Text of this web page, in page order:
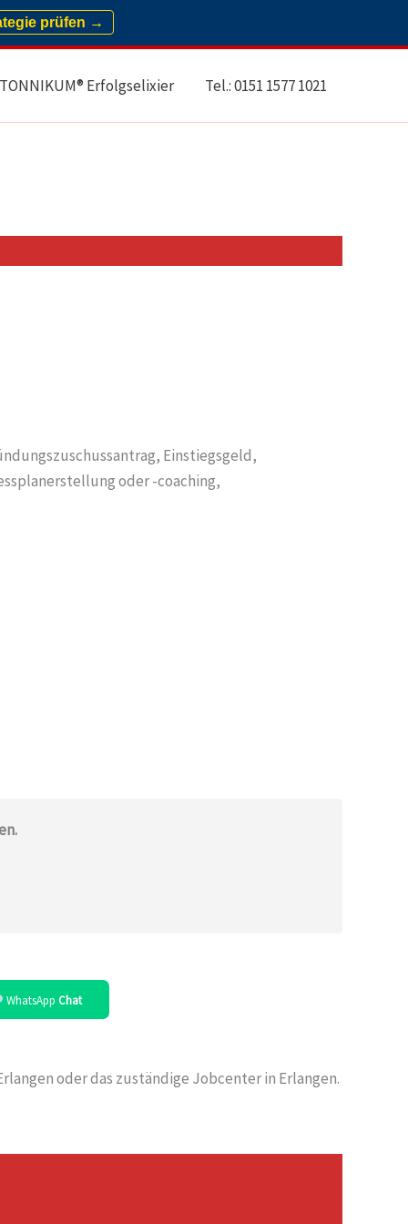
prüfen →
TONNIKUM® Erfolgselixier Tel.: 0151 1577 1021
Einstiegsgeld,
oder -coaching,
WhatsApp Chat
oder das zuständige Jobcenter in Erlangen.